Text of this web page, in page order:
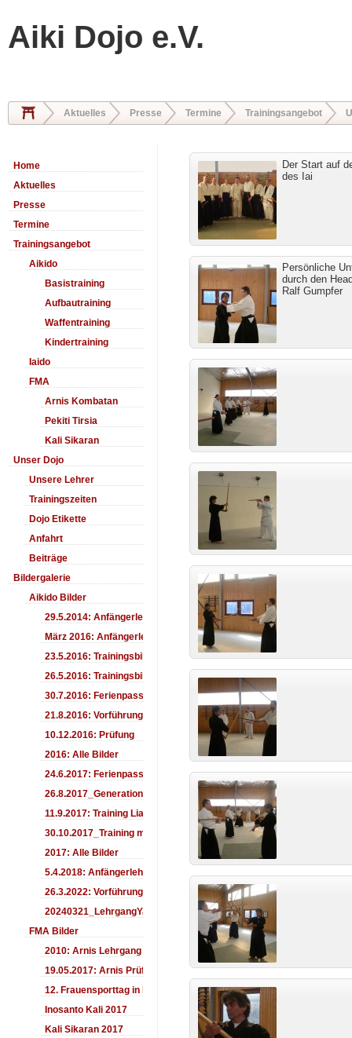
Aiki Dojo e.V.
Aktuelles Presse Termine Trainingsangebot
Der Start auf
des Iai
Persönliche
durch den
Ralf Gumpfer
Home
Aktuelles
Presse
Termine
Trainingsangebot
Aikido
Basistraining
Aufbautraining
Waffentraining
Kindertraining
Iaido
FMA
Arnis Kombatan
Pekiti Tirsia
Kali Sikaran
Unser Dojo
Unsere Lehrer
Trainingszeiten
Dojo Etikette
Anfahrt
Beiträge
Bildergalerie
Aikido Bilder
29.5.2014: Anfängerlehrgang Aiki-Ken
März 2016: Anfängerlehrgang
23.5.2016: Trainingsbilder
26.5.2016: Trainingsbilder
30.7.2016: Ferienpass
21.8.2016: Vorführung Bergfest Sehnde
10.12.2016: Prüfung
2016: Alle Bilder
24.6.2017: Ferienpass
26.8.2017_Generationentag_Sehnde
11.9.2017: Training LiaSuzuki Hildesheim
30.10.2017_Training mit Ando
2017: Alle Bilder
5.4.2018: Anfängerlehrgang
26.3.2022: Vorführung
20240321_LehrgangYamashima
FMA Bilder
2010: Arnis Lehrgang
19.05.2017: Arnis Prüfung
12. Frauensporttag in Langenhagen 2017
Inosanto Kali 2017
Kali Sikaran 2017